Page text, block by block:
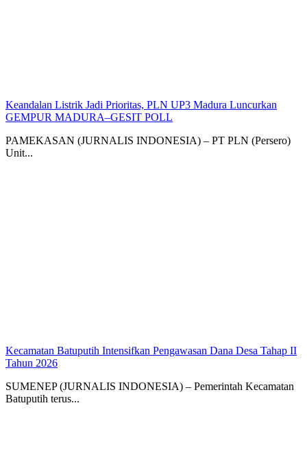
Keandalan Listrik Jadi Prioritas, PLN UP3 Madura Luncurkan
GEMPUR MADURA–GESIT POLL
PAMEKASAN (JURNALIS INDONESIA) – PT PLN (Persero)
Unit...
Kecamatan Batuputih Intensifkan Pengawasan Dana Desa Tahap II
Tahun 2026
SUMENEP (JURNALIS INDONESIA) – Pemerintah Kecamatan
Batuputih terus...